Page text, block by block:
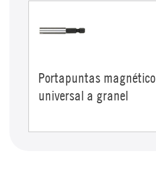
Portapuntas magnético
universal a granel